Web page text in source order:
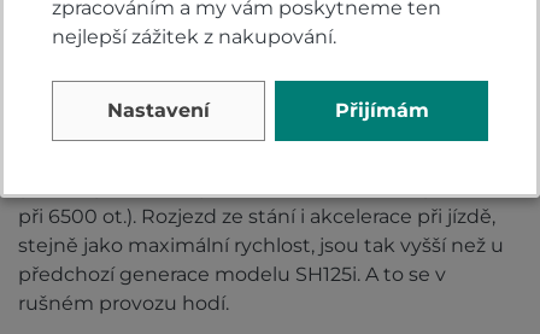
než kdy předtím.
jej přepracovaným kapalinou chlazeným
4ventilovým 4taktním motorem eSP+ o objemu
při 6500 ot.). Rozjezd ze stání i akcelerace při jízdě,
stejně jako maximální rychlost, jsou tak vyšší než u
předchozí generace modelu SH125i. A to se v
rušném provozu hodí.
zpracováním a my vám poskytneme ten
nejlepší zážitek z nakupování.
Nastavení Přijímám